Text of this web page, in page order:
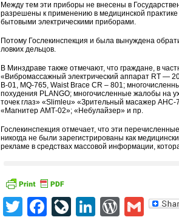
Между тем эти приборы не внесены в
разрешены к применению в медицинской
бытовыми электрическими приборами.
Потому Гослекинспекция и была вынуждена
ловких дельцов.
В Минздраве также отмечают, что граждане, в
«Вибромассажный электрический аппарат RT —
B-01, MQ-765, Waist Brace CR – 801;
похудения PLANGO; многочисленные жалобы на
точек глаз» «Slimleu» «Зрительный масажер АНС-
«Магнитер АМТ-02»; «Небулайзер» и пр.
Гослекинспекция отмечает, что эти
никогда не были зарегистрированы как
рекламе в средствах массовой информации,
TwitterFacebook
LiveJournal
LinkedIn